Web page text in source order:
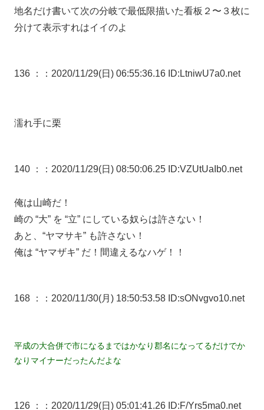
地名だけ書いて次の分岐で最低限描いた看板２〜３枚に
分けて表示すれはイイのよ
136 ： ：2020/11/29(日) 06:55:36.16 ID:LtniwU7a0.net
濡れ手に栗
140 ： ：2020/11/29(日) 08:50:06.25 ID:VZUtUaIb0.net
俺は山崎だ！
崎の “大” を “立” にしている奴らは許さない！
あと、“ヤマサキ” も許さない！
俺は “ヤマザキ” だ！間違えるなハゲ！！
168 ： ：2020/11/30(月) 18:50:53.58 ID:sONvgvo10.net
平成の大合併で市になるまではかなり郡名になってるだけでか
なりマイナーだったんだよな
126 ： ：2020/11/29(日) 05:01:41.26 ID:F/Yrs5ma0.net